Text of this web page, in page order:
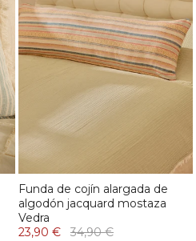
Funda de cojín alargada de
algodón jacquard mostaza
Vedra
23,90 €
34,90 €